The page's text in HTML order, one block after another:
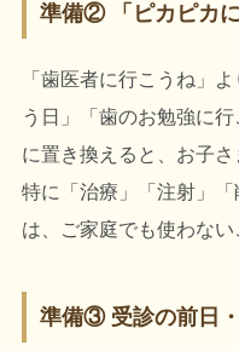
準備② 「ピカピカ
「歯医者に行こうね」
う日」「歯のお勉強に
に置き換えると、お子さ
特に「治療」「注射」
は、ご家庭でも使わない
準備③ 受診の前日